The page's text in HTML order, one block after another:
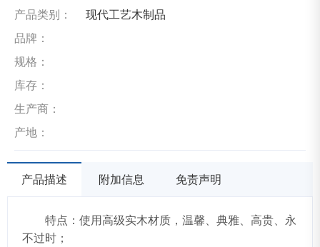
产品类别：
现代工艺木制品
品牌：
规格：
库存：
生产商：
产地：
产品描述 附加信息 免责声明
特点：使用高级实木材质，温馨、典雅、高贵、永
不过时；